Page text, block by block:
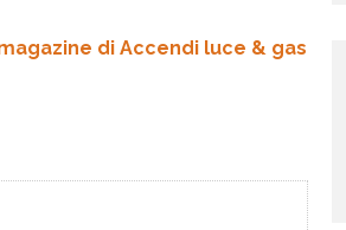
magazine di Accendi luce & gas